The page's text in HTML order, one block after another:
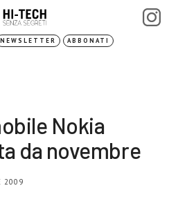
NEWSLETTER ABBONATI
Nokia
da novembre
2009